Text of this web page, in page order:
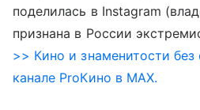
поделилась в Instagram
признана в России
>> Кино и знаменитости
канале ProКино в MAX.